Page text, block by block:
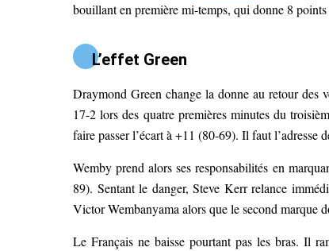
bouillant en première mi-temps, qui donne 8
L’effet Green
Draymond Green change la donne au retour des
17-2 lors des quatre premières minutes du
faire passer l’écart à +11 (80-69). Il faut l’adresse
Wemby prend alors ses responsabilités en
89). Sentant le danger, Steve Kerr relance
Victor Wembanyama alors que le second marque
Le Français ne baisse pourtant pas les bras. Il